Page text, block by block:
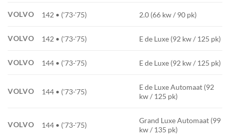
VOLVO 142 • ('73-'75) 2.0 (66 kw / 90 pk)
VOLVO 142 • ('73-'75) E de Luxe (92 kw / 125 pk)
VOLVO 144 • ('73-'75) E de Luxe (92 kw / 125 pk)
VOLVO 144 • ('73-'75)
E de Luxe Automaat (92
kw / 125 pk)
VOLVO 144 • ('73-'75)
Grand Luxe Automaat (99
kw / 135 pk)